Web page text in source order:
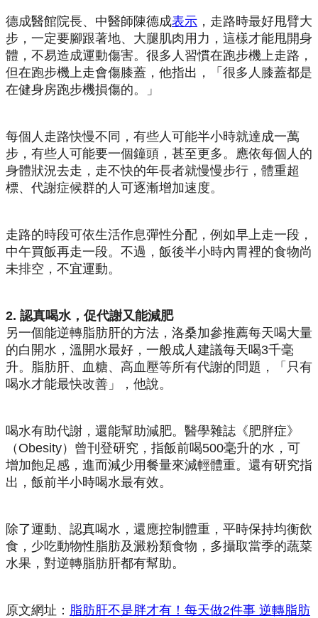
德成醫館院長、中醫師陳德成表示 ，走路時最好甩臂大
步，一定要腳跟著地、大腿肌肉用力，這樣才能甩開身
體，不易造成運動傷害。很多人習慣在跑步機上走路，
但在跑步機上走會傷膝蓋，他指出，「很多人膝蓋都是
在健身房跑步機損傷的。」
每個人走路快慢不同，有些人可能半小時就達成一萬
步，有些人可能要一個鐘頭，甚至更多。應依每個人的
身體狀況去走，走不快的年長者就慢慢步行，體重超
標、代謝症候群的人可逐漸增加速度。
走路的時段可依生活作息彈性分配，例如早上走一段，
中午買飯再走一段。不過，飯後半小時內胃裡的食物尚
未排空，不宜運動。
2. 認真喝水，促代謝又能減肥
另一個能逆轉脂肪肝的方法，洛桑加參推薦每天喝大量
的白開水，溫開水最好，一般成人建議每天喝3千毫
升。脂肪肝、血糖、高血壓等所有代謝的問題，「只有
喝水才能最快改善」，他說。
喝水有助代謝，還能幫助減肥。醫學雜誌《肥胖症》
（Obesity）曾刊登研究，指飯前喝500毫升的水，可
增加飽足感，進而減少用餐量來減輕體重。還有研究指
出，飯前半小時喝水最有效。
除了運動、認真喝水，還應控制體重，平時保持均衡飲
食，少吃動物性脂肪及澱粉類食物，多攝取當季的蔬菜
水果，對逆轉脂肪肝都有幫助。
原文網址： 脂肪肝不是胖才有！每天做2件事 逆轉脂肪